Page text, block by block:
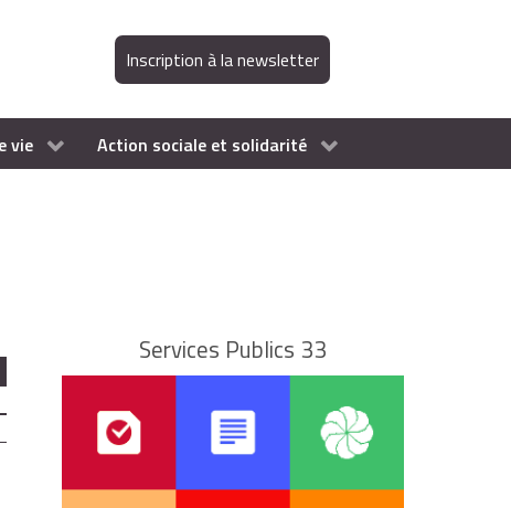
Inscription à la newsletter
vie Action sociale et solidarité
Services Publics 33